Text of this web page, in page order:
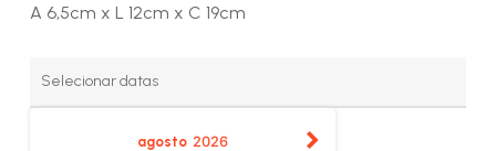
A 6,5cm x L 12cm x C 19cm
agosto 2026